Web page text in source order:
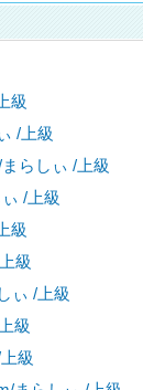
級
/上級
まらしぃ /上級
/上級
級
級
ぃ /上級
級
級